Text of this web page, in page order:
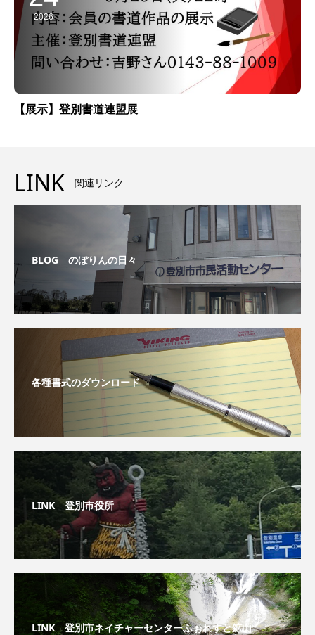
2026
【展示】登別書道連盟展
LINK 関連リンク
BLOG のぼりんの日々
各種書式のダウンロード
LINK 登別市役所
LINK 登別市ネイチャーセンターふぉれすと鉱山